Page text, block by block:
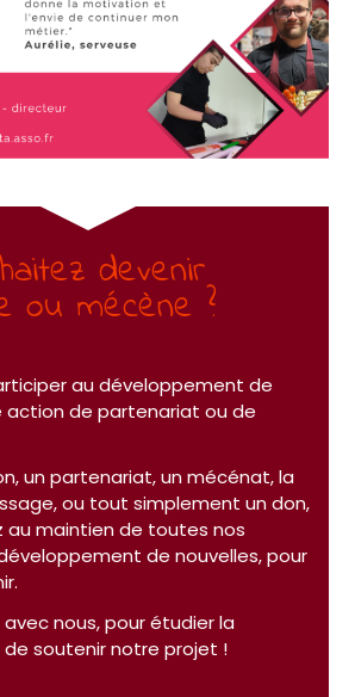
devenir
ou mécène ?
au développement de
action de partenariat ou de
un partenariat, un mécénat, la
ou tout simplement un don,
au maintien de toutes nos
de nouvelles, pour
nous, pour étudier la
soutenir notre projet !